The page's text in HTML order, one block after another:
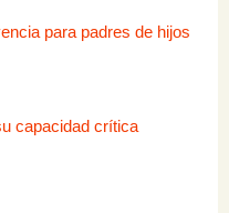
para padres de hijos
capacidad crítica